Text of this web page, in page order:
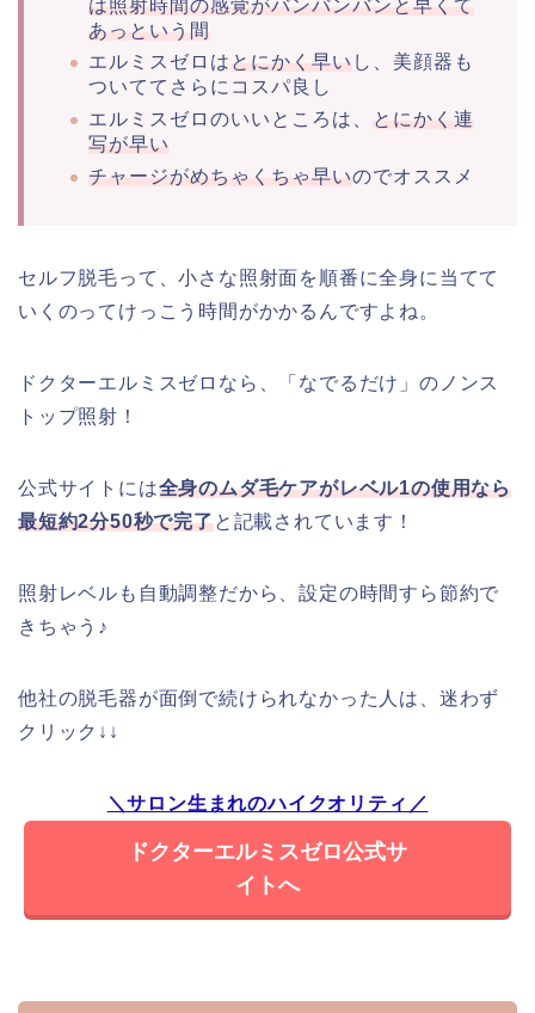
は照射時間の感覚がバンバンバンと早くて
あっという間
エルミスゼロは とにかく早い し、美顔器も
ついててさらにコスパ良し
エルミスゼロのいいところは、
とにかく連
写が早い
チャージがめちゃくちゃ早いのでオススメ
セルフ脱毛って、小さな照射面を順番に全身に当てて
いくのってけっこう時間がかかるんですよね。
ドクターエルミスゼロなら、「なでるだけ」のノンス
トップ照射！
公式サイトには全身のムダ毛ケアがレベル1の使用なら
最短約2分50秒で完了と記載されています！
照射レベルも自動調整だから、設定の時間すら節約で
きちゃう♪
他社の脱毛器が面倒で続けられなかった人は、迷わず
クリック↓↓
＼サロン生まれのハイクオリティ／
ドクターエルミスゼロ公式サ
イトへ